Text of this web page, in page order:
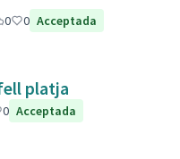
0 0 Acceptada
platja
0 Acceptada